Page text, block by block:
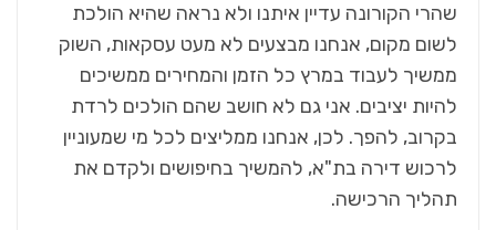
שהרי הקורונה עדיין איתנו ולא נראה שהיא הולכת
לשום מקום, אנחנו מבצעים לא מעט עסקאות, השוק
ממשיך לעבוד במרץ כל הזמן והמחירים ממשיכים
להיות יציבים. אני גם לא חושב שהם הולכים לרדת
בקרוב, להפך. לכן, אנחנו ממליצים לכל מי שמעוניין
לרכוש דירה בת"א, להמשיך בחיפושים ולקדם את
תהליך הרכישה.